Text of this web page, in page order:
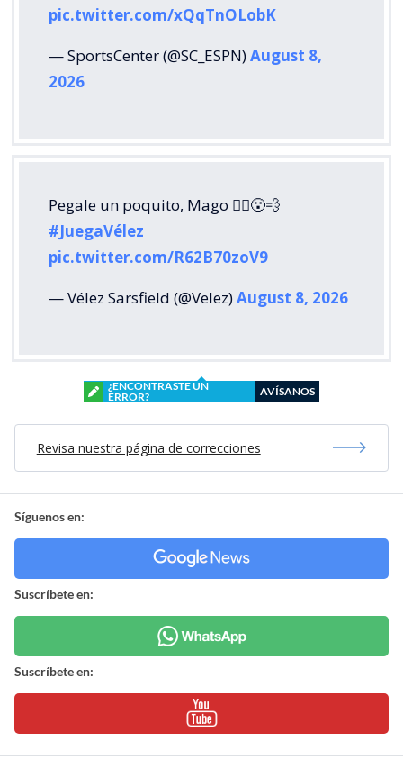
pic.twitter.com/xQqTnOLobK
— SportsCenter (@SC_ESPN)August 8,
2026
Pegale un poquito, Mago 🧙‍♂️😮‍💨
#JuegaVélez
pic.twitter.com/R62B70zoV9
— Vélez Sarsfield (@Velez)August 8, 2026
¿ENCONTRASTE UN
ERROR?
AVÍSANOS
Revisa nuestra página de correcciones
Síguenos en:
Suscríbete en:
Suscríbete en: